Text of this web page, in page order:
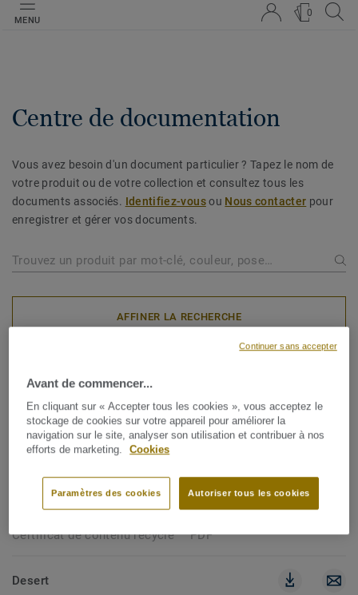
MENU
0
Centre de documentation
Vous avez besoin d'un document particulier ? Tapez le nom de
votre produit ou de votre collection et consultez tous les
documents associés. Identifiez-vousou Nous contacter pour
enregistrer et gérer vos documents.
AFFINER LA RECHERCHE
26 documents
CERTIFICAT DE CONTENU RECYCLÉ
Airmaster Classic
Certificat de contenu recyclé
PDF
Desert
Avant de commencer...
En cliquant sur « Accepter tous les cookies », vous acceptez le
stockage de cookies sur votre appareil pour améliorer la
navigation sur le site, analyser son utilisation et contribuer à nos
efforts de marketing.
Cookies
Autoriser tous les cookies
Paramètres des cookies
Continuer sans accepter